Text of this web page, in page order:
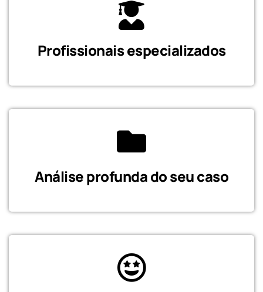
Profissionais especializados
Análise profunda do seu caso